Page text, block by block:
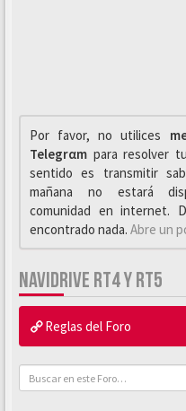
Por favor, no utilices
Telegrαm para resolver
sentido es transmitir
mañana no estará
comunidad en internet.
encontrado nada. Abre un
NAVIDRIVE RT4 Y RT5
Reglas del Foro